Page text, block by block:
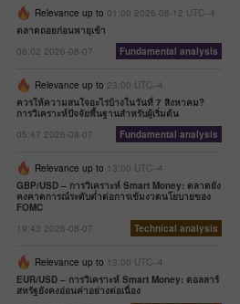
Relevance up to 01:00 2026-08-12 UTC--4
ตลาดถอยก่อนพายุเข้า
08:02 2026-08-07
Fundamental analysis
Relevance up to 23:00 UTC--4
ควรให้ความสนใจอะไรบ้างในวันที่ 7 สิงหาคม?
การวิเคราะห์ปัจจัยพื้นฐานสำหรับผู้เริ่มต้น
05:47 2026-08-07
Fundamental analysis
Relevance up to 13:00 UTC--4
GBP/USD – การวิเคราะห์ Smart Money: ตลาดยัง
คงคาดการณ์ระดับต่ำต่อการเข้มงวดนโยบายของ
FOMC
19:43 2026-08-07
Technical analysis
Relevance up to 13:00 UTC--4
EUR/USD – การวิเคราะห์ Smart Money: ดอลลาร์
สหรัฐยังคงอ่อนค่าอย่างต่อเนื่อง